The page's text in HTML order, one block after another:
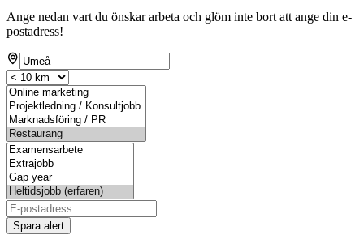
Ange nedan vart du önskar arbeta och glöm inte bort att ange din e-
postadress!
Spara alert